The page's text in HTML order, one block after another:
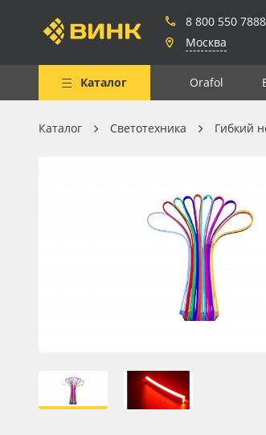
8 800 550 7888
Москва
Каталог Orafol
Весь каталог
Самоклеящиеся плёнки
Листовые материалы
Клей, скотчи и крепёж
Мобильные конструкции и
Сублимация и термотрансфер
Каталог Светотехника Гибкий